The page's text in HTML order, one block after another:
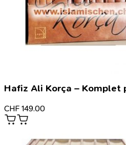
Hafiz Ali Korça – Komplet
CHF 149.00